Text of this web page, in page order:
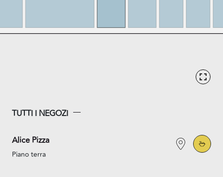
TUTTI I NEGOZI
Alice Pizza
Piano terra